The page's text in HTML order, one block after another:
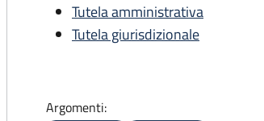
Tutela amministrativa
Tutela giurisdizionale
Argomenti: